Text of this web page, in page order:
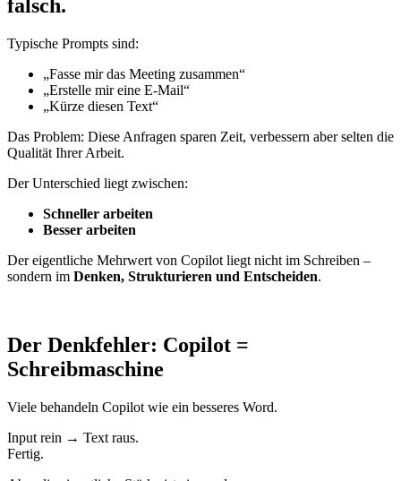
falsch.
Typische Prompts sind:
„Fasse mir das Meeting zusammen“
„Erstelle mir eine E-Mail“
„Kürze diesen Text“
Das Problem: Diese Anfragen sparen Zeit, verbessern aber selten die
Qualität Ihrer Arbeit.
Der Unterschied liegt zwischen:
Schneller arbeiten
Besser arbeiten
Der eigentliche Mehrwert von Copilot liegt nicht im Schreiben –
sondern im Denken, Strukturieren und Entscheiden.
Der Denkfehler: Copilot =
Schreibmaschine
Viele behandeln Copilot wie ein besseres Word.
Input rein → Text raus.
Fertig.